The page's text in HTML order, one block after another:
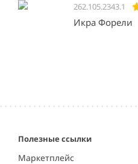
262.105.2343.1
Икра Форели
Полезные ссылки
Маркетплейс